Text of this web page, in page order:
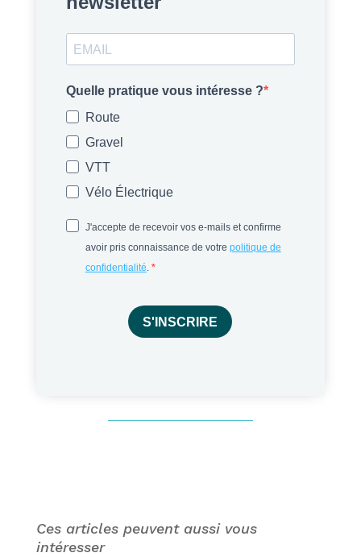
Quelle pratique vous intéresse ?
Route
Gravel
VTT
Vélo Électrique
J'accepte de recevoir vos e-mails et confirme
avoir pris connaissance de votre politique de
confidentialité.
S'INSCRIRE
Ces articles peuvent aussi vous
intéresser